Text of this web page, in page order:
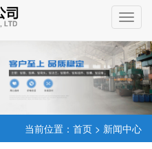
当前位置： 首页 > 新闻中心